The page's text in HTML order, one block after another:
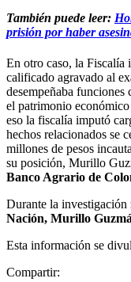
También puede leer:
prisión por haber
En otro caso, la Fiscalía
calificado agravado al
desempeñaba
el patrimonio
eso la fiscalía imputó
hechos relacionados se
millones de pesos
su posición, Murillo
Banco Agrario de
Durante la investigación
Nación, Murillo
Esta información se
Compartir: